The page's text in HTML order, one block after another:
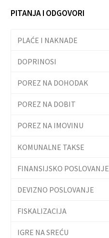
PITANJA I ODGOVORI
PLAĆE I NAKNADE
DOPRINOSI
POREZ NA DOHODAK
POREZ NA DOBIT
POREZ NA IMOVINU
KOMUNALNE TAKSE
FINANSIJSKO POSLOVANJE
DEVIZNO POSLOVANJE
FISKALIZACIJA
IGRE NA SREĆU